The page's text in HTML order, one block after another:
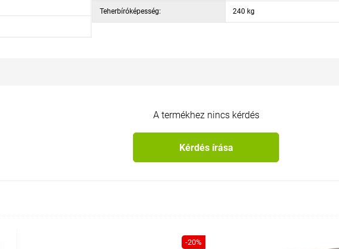
Teherbíróképesség: 240 kg
A termékhez nincs kérdés
Kérdés írása
-20%